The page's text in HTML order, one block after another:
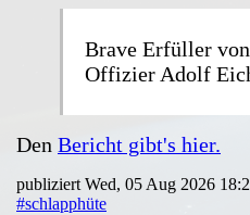
Brave Erfüller
Offizier Adolf
Den Bericht gibt's hier.
publiziert Wed, 05 Aug 2026
#schlapphüte